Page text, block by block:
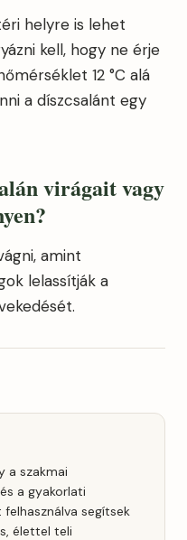
helyre is lehet
kell, hogy ne érje
12 °C alá
a díszcsalánt egy
virágait vagy
amint
lelassítják a
a szakmai
a gyakorlati
segítsek
élettel teli